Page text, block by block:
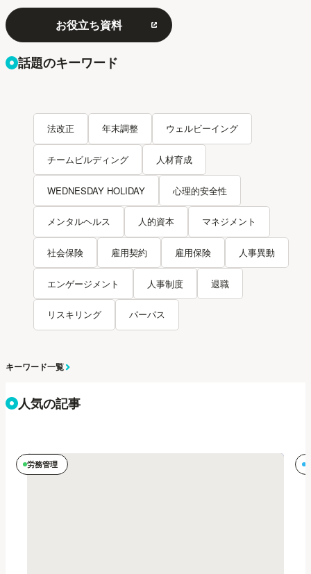
お役立ち資料
話題のキーワード
法改正 年末調整 ウェルビーイング
チームビルディング 人材育成
WEDNESDAY HOLIDAY 心理的安全性
メンタルヘルス 人的資本 マネジメント
社会保険 雇用契約 雇用保険 人事異動
エンゲージメント 人事制度 退職
リスキリング パーパス
キーワード一覧
人気の記事
労務管理